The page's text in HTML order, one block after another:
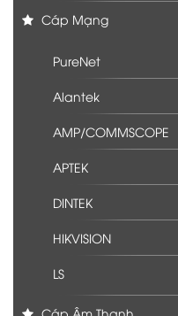
Cáp Mạng
PureNet
Alantek
AMP/COMMSCOPE
APTEK
DINTEK
HIKVISION
LS